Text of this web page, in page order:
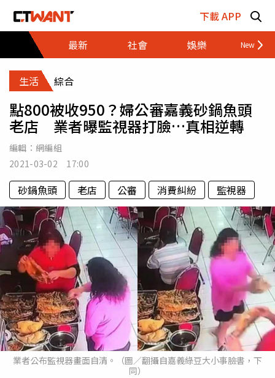
下載 APP
最新
社會 娛樂 財經
生活 綜合
點800被收950？婦公審嘉義砂鍋魚頭
老店 業者曝監視器打臉…真相逆轉
編輯： 網編組
2021-03-02 17:00
砂鍋魚頭 老店 公審 消費糾紛 監視器
業者公布監視器畫面自清。（圖／翻攝自嘉義綠豆大小事臉書，下
同）